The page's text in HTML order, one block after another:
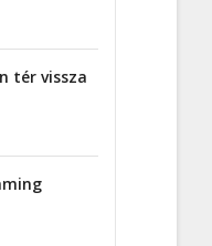
tér vissza